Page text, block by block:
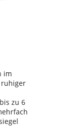
im
ruhiger
zu 6